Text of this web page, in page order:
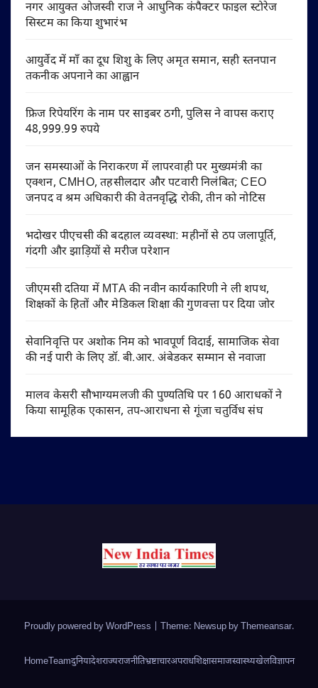
नगर आयुक्त ओजस्वी राज ने आधुनिक कंपैक्टर फाइल स्टोरेज
सिस्टम का किया शुभारंभ
आयुर्वेद में माँ का दूध शिशु के लिए अमृत समान, सही स्तनपान
तकनीक अपनाने का आह्वान
फ्रिज रिपेयरिंग के नाम पर साइबर ठगी, पुलिस ने वापस कराए
48,999.99 रुपये
जन समस्याओं के निराकरण में लापरवाही पर मुख्यमंत्री का
एक्शन, CMHO, तहसीलदार और पटवारी निलंबित; CEO
जनपद व श्रम अधिकारी की वेतनवृद्धि रोकी, तीन को नोटिस
भदोखर पीएचसी की बदहाल व्यवस्था: महीनों से ठप जलापूर्ति,
गंदगी और झाड़ियों से मरीज परेशान
जीएमसी दतिया में MTA की नवीन कार्यकारिणी ने ली शपथ,
शिक्षकों के हितों और मेडिकल शिक्षा की गुणवत्ता पर दिया जोर
सेवानिवृत्ति पर अशोक निम को भावपूर्ण विदाई, सामाजिक सेवा
की नई पारी के लिए डॉ. बी.आर. अंबेडकर सम्मान से नवाजा
मालव केसरी सौभाग्यमलजी की पुण्यतिथि पर 160 आराधकों ने
किया सामूहिक एकासन, तप-आराधना से गूंजा चतुर्विध संघ
Proudly powered by WordPress Theme: Newsup byThemeansar.
HomeTeamदुनियादेशराज्यराजनीतिभ्रष्टाचारअपराधशिक्षासमाजस्वास्थ्यखेलविज्ञापन